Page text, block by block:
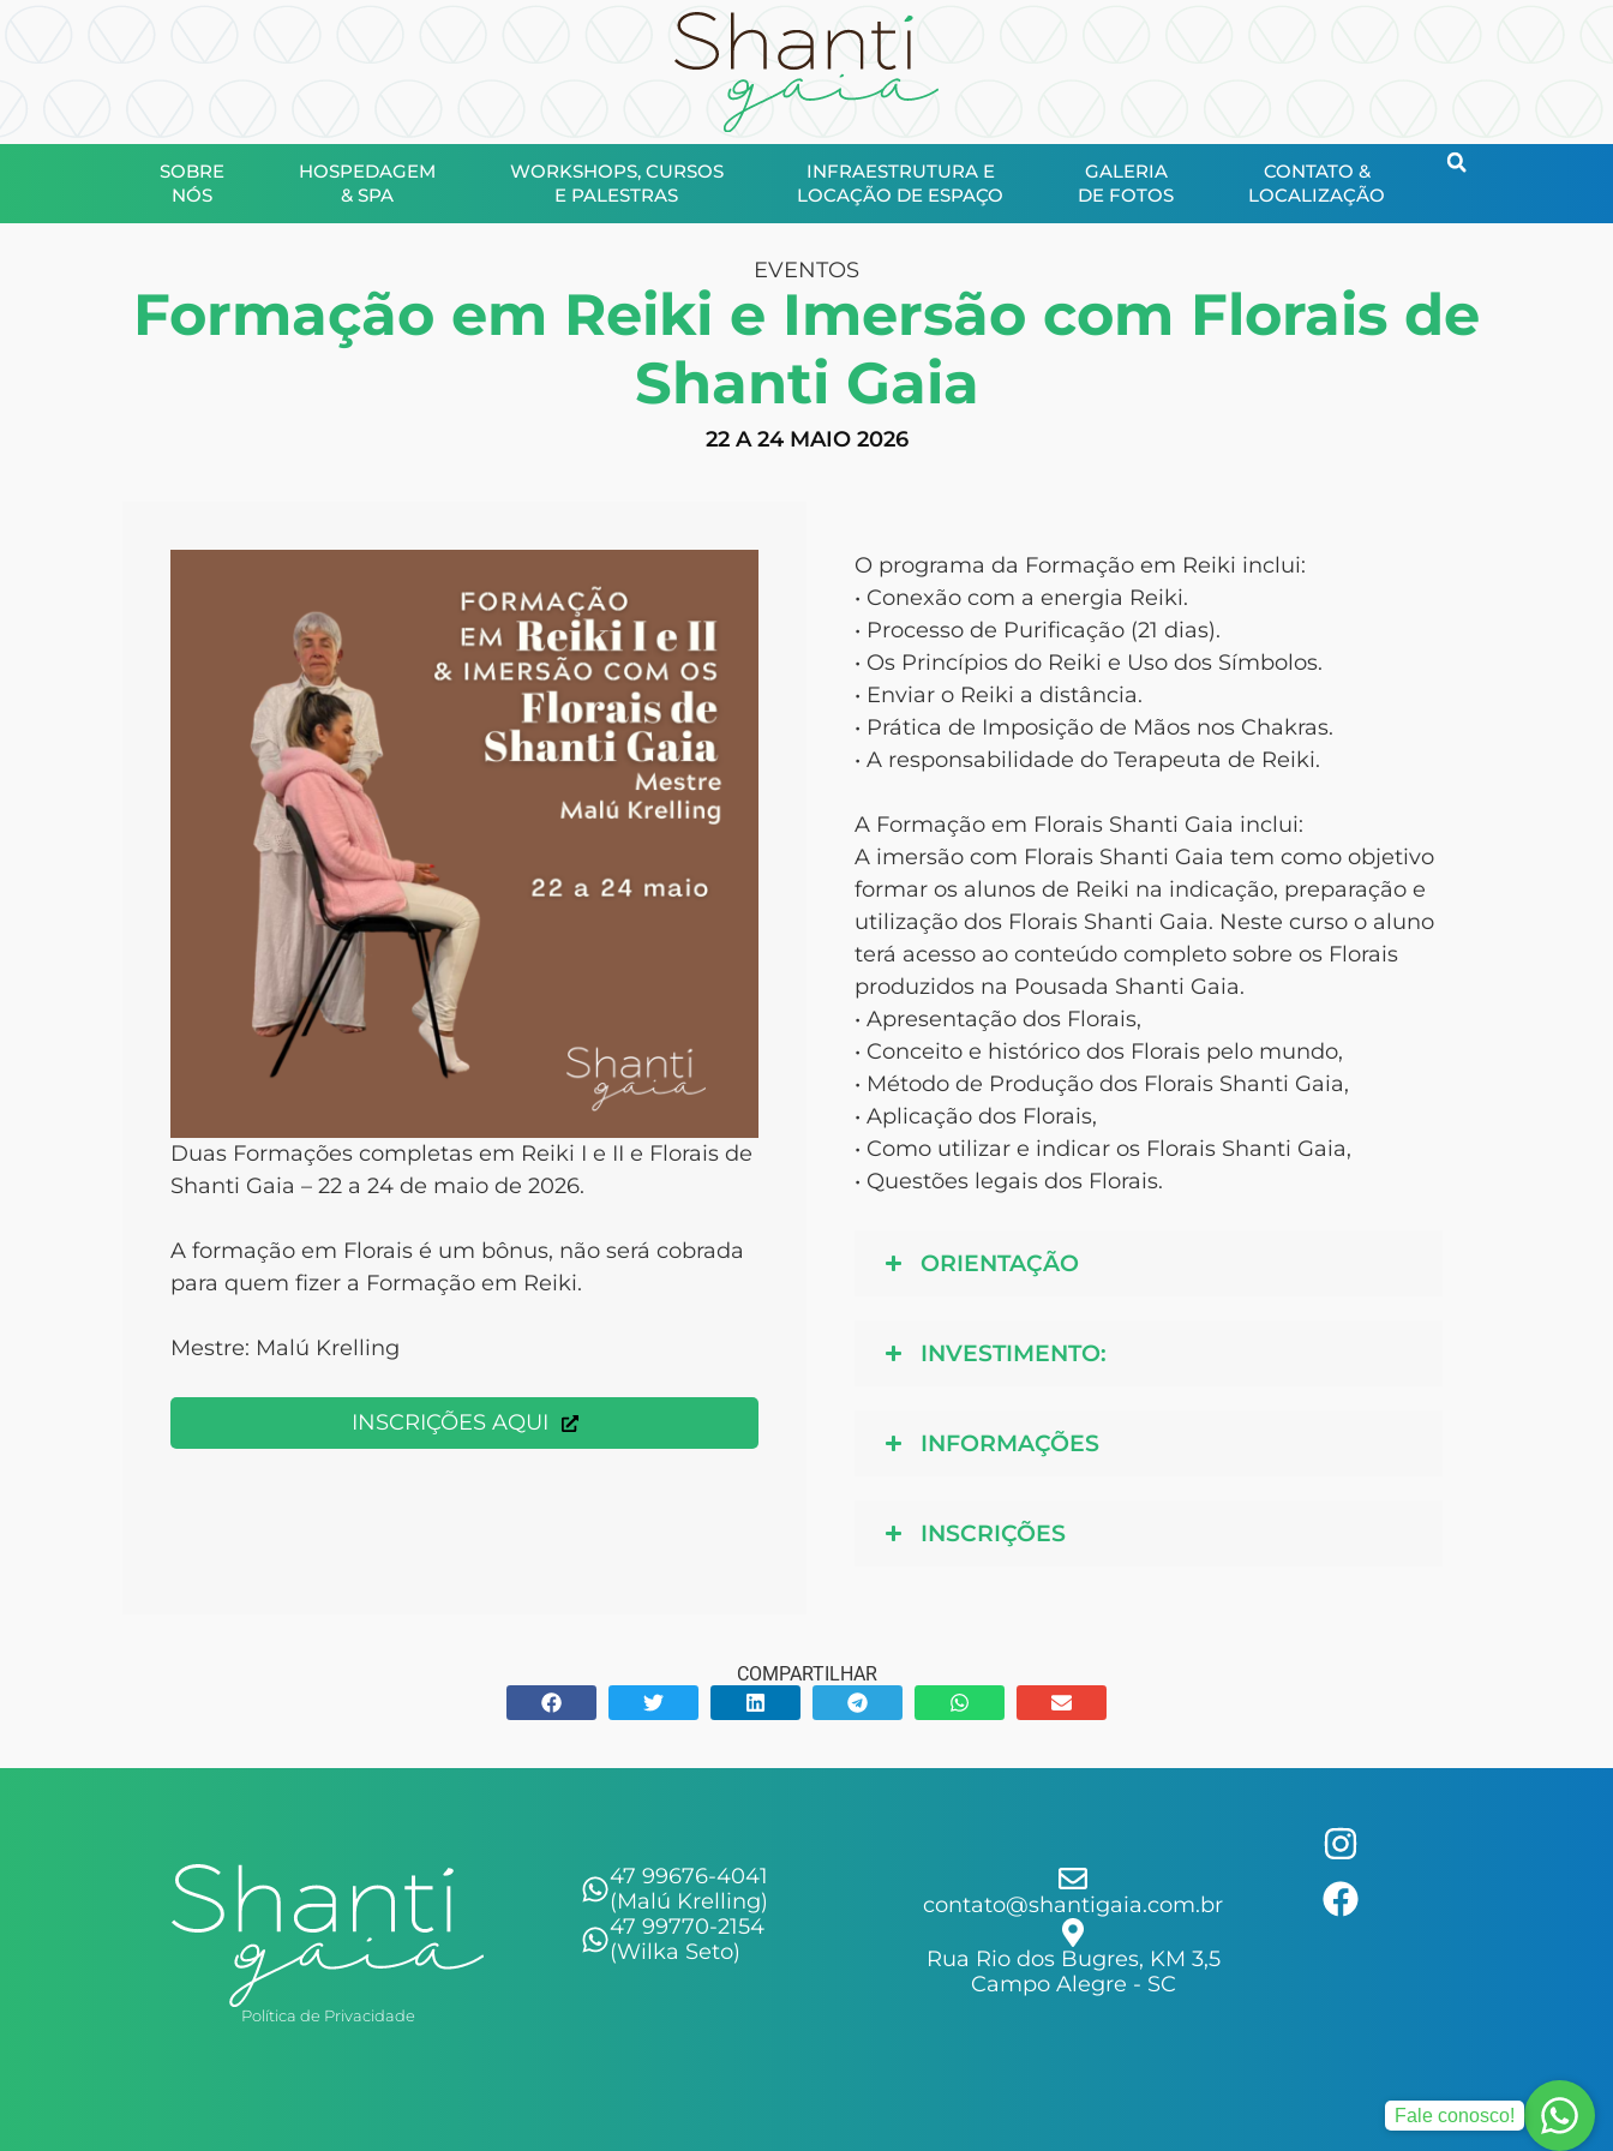
SOBRE
NÓS
HOSPEDAGEM
& SPA
WORKSHOPS, CURSOS
E PALESTRAS
INFRAESTRUTURA E
LOCAÇÃO DE ESPAÇO
GALERIA
DE FOTOS
CONTATO &
LOCALIZAÇÃO
EVENTOS
Formação em Reiki e Imersão com Florais de
Shanti Gaia
22 A 24 MAIO 2026
Duas Formações completas em Reiki I e II e Florais de
Shanti Gaia – 22 a 24 de maio de 2026.
A formação em Florais é um bônus, não será cobrada
para quem fizer a Formação em Reiki.
Mestre: Malú Krelling
INSCRIÇÕES AQUI
O programa da Formação em Reiki inclui:
• Conexão com a energia Reiki.
• Processo de Purificação (21 dias).
• Os Princípios do Reiki e Uso dos Símbolos.
• Enviar o Reiki a distância.
• Prática de Imposição de Mãos nos Chakras.
• A responsabilidade do Terapeuta de Reiki.
A Formação em Florais Shanti Gaia inclui:
A imersão com Florais Shanti Gaia tem como objetivo
formar os alunos de Reiki na indicação, preparação e
utilização dos Florais Shanti Gaia. Neste curso o aluno
terá acesso ao conteúdo completo sobre os Florais
produzidos na Pousada Shanti Gaia.
• Apresentação dos Florais,
• Conceito e histórico dos Florais pelo mundo,
• Método de Produção dos Florais Shanti Gaia,
• Aplicação dos Florais,
• Como utilizar e indicar os Florais Shanti Gaia,
• Questões legais dos Florais.
ORIENTAÇÃO
INVESTIMENTO:
INFORMAÇÕES
INSCRIÇÕES
COMPARTILHAR
Política de Privacidade
47 99676-4041
(Malú Krelling)
47 99770-2154
(Wilka Seto)
contato@shantigaia.com.br
Rua Rio dos Bugres, KM 3,5
Campo Alegre - SC
Fale conosco!